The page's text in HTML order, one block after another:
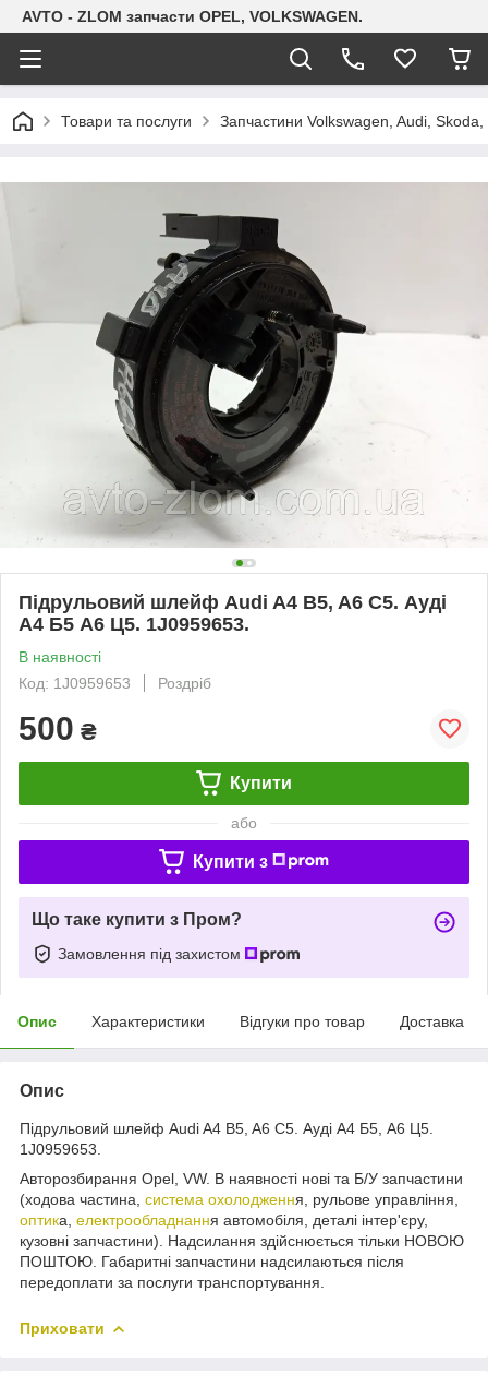
AVTO - ZLOM запчасти OPEL, VOLKSWAGEN.
Товари та послуги Запчастини Volkswagen, Audi, Skoda,
Підрульовий шлейф Audi A4 B5, A6 C5. Ауді
А4 Б5 А6 Ц5. 1J0959653.
В наявності
Код: 1J0959653
Роздріб
500 ₴
Купити
або
Купити з
Що таке купити з Пром?
Замовлення під захистом
Опис Характеристики Відгуки про товар Доставка
Опис
Підрульовий шлейф Audi A4 B5, A6 C5. Ауді А4 Б5, А6 Ц5.
1J0959653.
Авторозбирання Opel, VW. В наявності нові та Б/У запчастини
(ходова частина, система охолодження, рульове управління,
оптика, електрообладнання автомобіля, деталі інтер'єру,
кузовні запчастини). Надсилання здійснюється тільки НОВОЮ
ПОШТОЮ. Габаритні запчастини надсилаються після
передоплати за послуги транспортування.
Приховати